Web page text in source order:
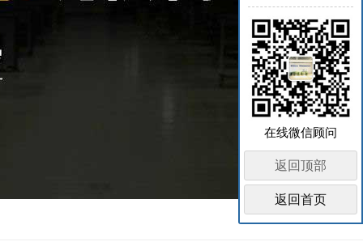
在线微信顾问
返回顶部
返回首页